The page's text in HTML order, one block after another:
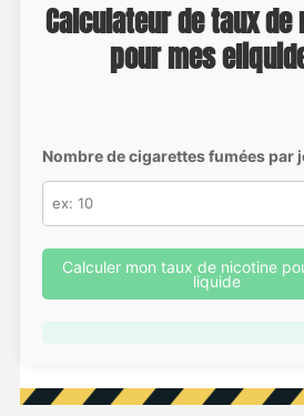
Calculateur de taux de
pour mes
Nombre de cigarettes fumées par
Calculer mon taux de nicotine
liquide